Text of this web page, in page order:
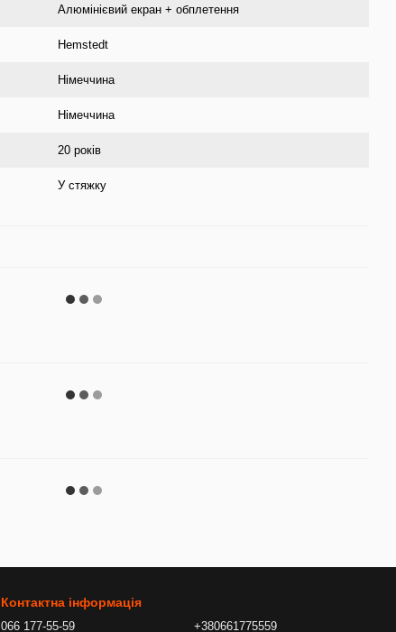
Алюмінієвий екран + обплетення
Hemstedt
Німеччина
Німеччина
20 років
У стяжку
Контактна інформація
066 177-55-59 +380661775559